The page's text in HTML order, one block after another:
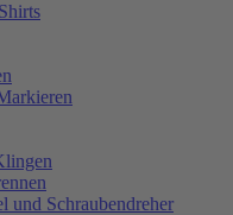
und Schraubendreher